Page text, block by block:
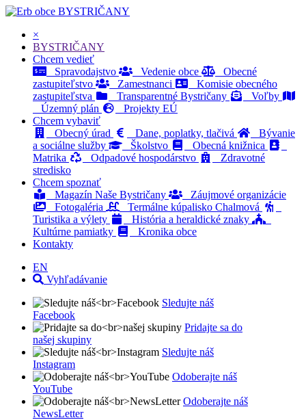
BYSTRIČANY
×
BYSTRIČANY
Chcem vedieť
Spravodajstvo
Vedenie obce
Obecné
zastupiteľstvo
Zamestnanci
Komisie obecného
zastupiteľstva
Transparentné Bystričany
Voľby
Územný plán
Projekty EÚ
Chcem vybaviť
Obecný úrad
Dane, poplatky, tlačivá
Bývanie
a sociálne služby
Školstvo
Obecná knižnica
Matrika
Odpadové hospodárstvo
Zdravotné
stredisko
Chcem spoznať
Magazín Naše Bystričany
Záujmové organizácie
Fotogaléria
Termálne kúpalisko Chalmová
Turistika a výlety
História a heraldické znaky
Kultúrne pamiatky
Kronika obce
Kontakty
EN
Vyhľadávanie
Sledujte náš
Facebook
Pridajte sa do
našej skupiny
Sledujte náš
Instagram
Odoberajte náš
YouTube
Odoberajte náš
NewsLetter